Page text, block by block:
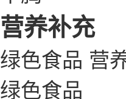
营养补充
绿色食品 营
绿色食品